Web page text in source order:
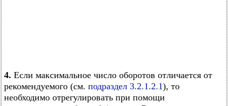
4. Если максимальное число оборотов отличается от
рекомендуемого (см. подраздел 3.2.1.2.1), то
необходимо отрегулировать при помощи